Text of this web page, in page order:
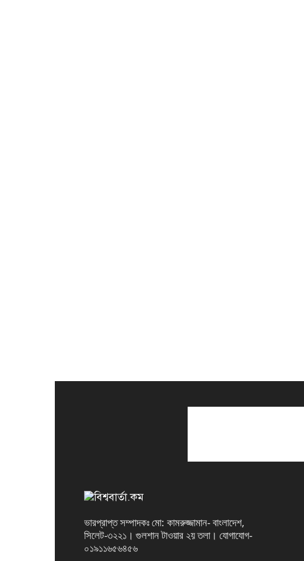
ভারপ্রাপ্ত সম্পাদকঃ মো: কামরুজ্জামান- বাংলাদেশ,
সিলেট-৩২২১। গুলশান টাওয়ার ২য় তলা। যোগাযোগ-
০১৯১১৬৫৬৪৫৬